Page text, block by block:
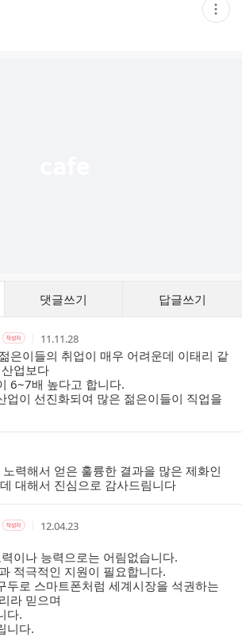
현
재
댓글쓰기 답글쓰기
작
성
자
본
인
여
작
성
자
작
성
시
간
11.11.28
은이들의 취업이 매우 어려운데 이태리 같
업보다
6~7배 높다고 합니다.
업이 선진화되여 많은 젊은이들이 직업을
력해서 얻은 훌륭한 결과을 많은 제화인
대해서 진심으로 감사드림니다
작
자
본
인
여
부
작
작
시
간
12.04.23
이나 능력으로는 어림없습니다.
적극적인 지원이 필요합니다.
두로 스마트폰처럼 세계시장을 석권하는
라 믿으며
다.
니다.